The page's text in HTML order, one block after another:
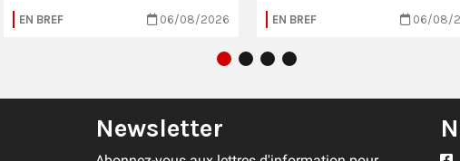
EN BREF 06/08/2026 EN BREF 06/08/
Newsletter